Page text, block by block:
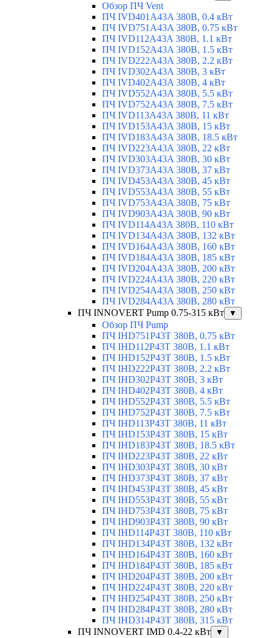
Обзор ПЧ Vent
ПЧ IVD401A43A 380В, 0.4 кВт
ПЧ IVD751A43A 380В, 0.75 кВт
ПЧ IVD112A43A 380В, 1.1 кВт
ПЧ IVD152A43A 380В, 1.5 кВт
ПЧ IVD222A43A 380В, 2.2 кВт
ПЧ IVD302A43A 380В, 3 кВт
ПЧ IVD402A43A 380В, 4 кВт
ПЧ IVD552A43A 380В, 5.5 кВт
ПЧ IVD752A43A 380В, 7.5 кВт
ПЧ IVD113A43A 380В, 11 кВт
ПЧ IVD153A43A 380В, 15 кВт
ПЧ IVD183A43A 380В, 18.5 кВт
ПЧ IVD223A43A 380В, 22 кВт
ПЧ IVD303A43A 380В, 30 кВт
ПЧ IVD373A43A 380В, 37 кВт
ПЧ IVD453A43A 380В, 45 кВт
ПЧ IVD553A43A 380В, 55 кВт
ПЧ IVD753A43A 380В, 75 кВт
ПЧ IVD903A43A 380В, 90 кВт
ПЧ IVD114A43A 380В, 110 кВт
ПЧ IVD134A43A 380В, 132 кВт
ПЧ IVD164A43A 380В, 160 кВт
ПЧ IVD184A43A 380В, 185 кВт
ПЧ IVD204A43A 380В, 200 кВт
ПЧ IVD224A43A 380В, 220 кВт
ПЧ IVD254A43A 380В, 250 кВт
ПЧ IVD284A43A 380В, 280 кВт
ПЧ INNOVERT Pump 0.75-315 кВт
▼
Обзор ПЧ Pump
ПЧ IHD751P43T 380В, 0.75 кВт
ПЧ IHD112P43T 380В, 1.1 кВт
ПЧ IHD152P43T 380В, 1.5 кВт
ПЧ IHD222P43T 380В, 2.2 кВт
ПЧ IHD302P43T 380В, 3 кВт
ПЧ IHD402P43T 380В, 4 кВт
ПЧ IHD552P43T 380В, 5.5 кВт
ПЧ IHD752P43T 380В, 7.5 кВт
ПЧ IHD113P43T 380В, 11 кВт
ПЧ IHD153P43T 380В, 15 кВт
ПЧ IHD183P43T 380В, 18.5 кВт
ПЧ IHD223P43T 380В, 22 кВт
ПЧ IHD303P43T 380В, 30 кВт
ПЧ IHD373P43T 380В, 37 кВт
ПЧ IHD453P43T 380В, 45 кВт
ПЧ IHD553P43T 380В, 55 кВт
ПЧ IHD753P43T 380В, 75 кВт
ПЧ IHD903P43T 380В, 90 кВт
ПЧ IHD114P43T 380В, 110 кВт
ПЧ IHD134P43T 380В, 132 кВт
ПЧ IHD164P43T 380В, 160 кВт
ПЧ IHD184P43T 380В, 185 кВт
ПЧ IHD204P43T 380В, 200 кВт
ПЧ IHD224P43T 380В, 220 кВт
ПЧ IHD254P43T 380В, 250 кВт
ПЧ IHD284P43T 380В, 280 кВт
ПЧ IHD314P43T 380В, 315 кВт
ПЧ INNOVERT IMD 0.4-22 кВт
▼